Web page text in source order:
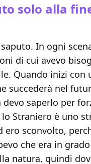
solo alla
In ogni
di cui avevo
Quando inizi con
succederà nel
saperlo per
Straniero è uno
sconvolto,
che era in
natura, quindi